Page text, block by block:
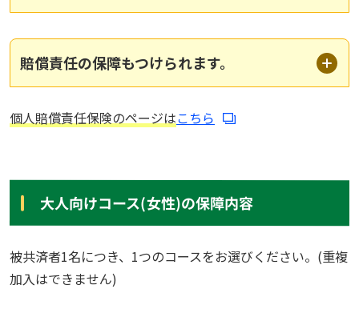
賠償責任の保障もつけられます。
個人賠償責任保険のページはこちら
大人向けコース(女性)の保障内容
被共済者1名につき、1つのコースをお選びください。(重複
加入はできません)